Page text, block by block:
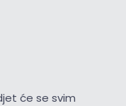
će se svim